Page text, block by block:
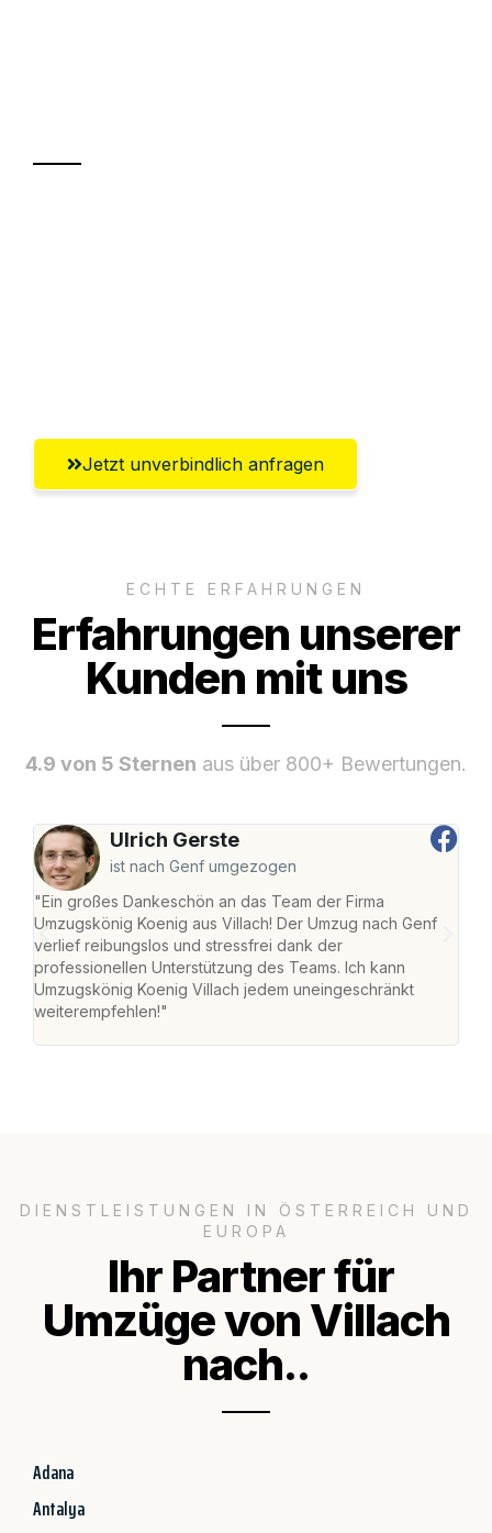
Jetzt unverbindlich anfragen
ECHTE ERFAHRUNGEN
Erfahrungen unserer
Kunden mit uns
4.9 von 5 Sternen aus über 800+ Bewertungen.
Ulrich Gerste
ist nach Genf umgezogen
"Ein großes Dankeschön an das Team der Firma
Umzugskönig Koenig aus Villach! Der Umzug nach Genf
verlief reibungslos und stressfrei dank der
professionellen Unterstützung des Teams. Ich kann
Umzugskönig Koenig Villach jedem uneingeschränkt
weiterempfehlen!"
DIENSTLEISTUNGEN IN ÖSTERREICH UND
EUROPA
Ihr Partner für
Umzüge von Villach
nach..
Adana
Antalya